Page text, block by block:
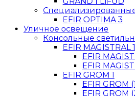
EFIR OPTIMA 3
Уличное освещение
Консольные
EFIR MAGISTRAL 1
EFIR
EFIR
EFIR GROM 1
EFIR GROM
EFIR GROM